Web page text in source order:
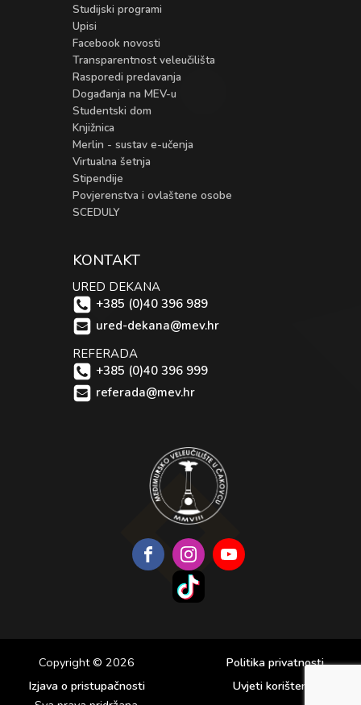
Studijski programi
Upisi
Facebook novosti
Transparentnost veleučilišta
Rasporedi predavanja
Događanja na MEV-u
Studentski dom
Knjižnica
Merlin - sustav e-učenja
Virtualna šetnja
Stipendije
Povjerenstva i ovlaštene osobe
SCEDULY
KONTAKT
URED DEKANA
+385 (0)40 396 989
ured-dekana@mev.hr
REFERADA
+385 (0)40 396 999
referada@mev.hr
Copyright © 2026
Politika privatnosti
Izjava o pristupačnosti
Uvjeti korištenja